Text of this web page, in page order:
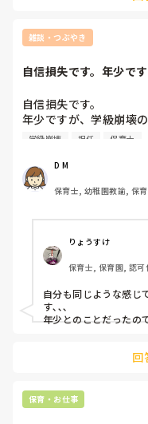
人十色。今までのやり
す。
えることが大切だと考
雑談・つぶやき
自信損失です。年少で
自信損失です。
年少ですが、学級崩壊
着きもないし、まとまっ
『どうせできない』と
らだと思ってます。誰
す。ネガティブですみ
学級崩壊 担任 保育士
D M
保育士, 幼稚園教諭, 保
育, 病院内保育, 託児所,
支援施設, 乳児院, その
りょうすけ
保育士, 保育園, 認
自分も同じような感じ
す､､､
年少とのことだったの
回
保育・お仕事